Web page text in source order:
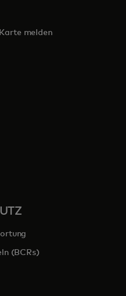
melden
geöffnet
Registerkarte geöffnet
(BCRs)
Registerkarte geöffnet